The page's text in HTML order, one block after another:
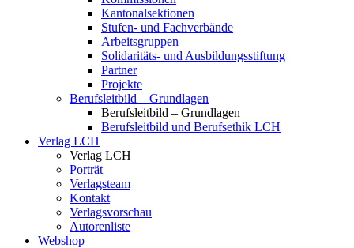
Kantonalsektionen
Stufen- und Fachverbände
Arbeitsgruppen
Solidaritäts- und Ausbildungsstiftung
Partner
Projekte
Berufsleitbild – Grundlagen
Berufsleitbild – Grundlagen
Berufsleitbild und Berufsethik LCH
Verlag LCH
Verlag LCH
Porträt
Verlagsteam
Kontakt
Verlagsvorschau
Autorenliste
Webshop